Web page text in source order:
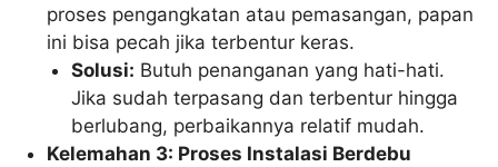
proses pengangkatan atau pemasangan, papan
ini bisa pecah jika terbentur keras.
Solusi: Butuh penanganan yang hati-hati.
Jika sudah terpasang dan terbentur hingga
berlubang, perbaikannya relatif mudah.
Kelemahan 3: Proses Instalasi Berdebu